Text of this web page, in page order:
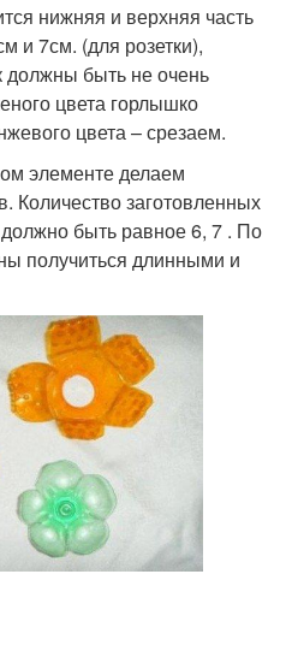
нижняя и верхняя часть
и 7см. (для розетки),
должны быть не очень
цвета горлышко
цвета – срезаем.
элементе делаем
Количество заготовленных
должно быть равное 6, 7 . По
получиться длинными и